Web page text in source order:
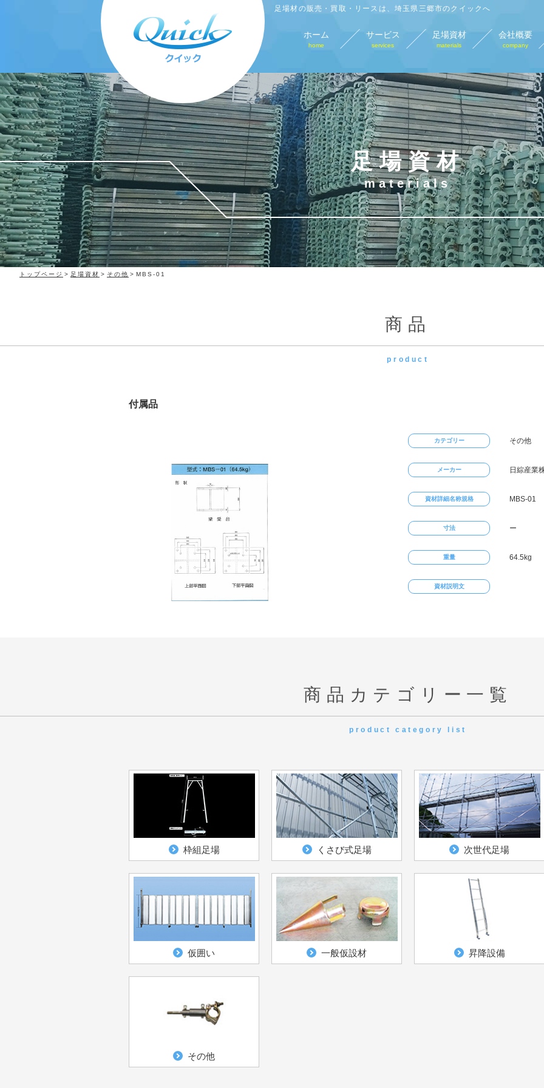
足場材の販売・買取・リースは、埼玉県三郷市のクイックへ
ホーム
home
サービス
services
足場材販売
sales
足場材買取
purchase
足場材リース
lease
足場資材
materials
会社概要
company
足場資材
materials
トップページ 足場資材 その他 MBS-01
商品
product
付属品
カテゴリー その他
メーカー 日綜産業
資材詳細名称規格 MBS-01
寸法 ー
重量 64.5kg
資材説明文
商品カテゴリー一覧
product category list
枠組足場 くさび式足場 次世代足場
仮囲い 一般仮設材 昇降設備
その他